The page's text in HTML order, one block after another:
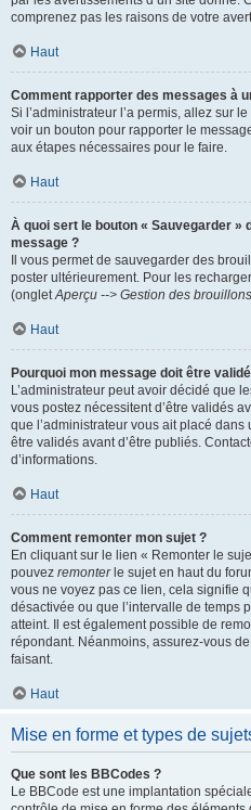
comprenez pas les raisons de votre
Haut
Comment rapporter des messages à
Si l’administrateur l’a permis, allez sur
voir un bouton pour rapporter le
aux étapes nécessaires pour le faire.
Haut
À quoi sert le bouton « Sauvegarder »
message ?
Il vous permet de sauvegarder des
poster ultérieurement. Pour les
(ongletAperçu --> Gestion des brouillons
Haut
Pourquoi mon message doit être
L’administrateur peut avoir décidé que
vous postez nécessitent d’être validés
que l’administrateur vous ait placé
être validés avant d’être publiés.
d’informations.
Haut
Comment remonter mon sujet ?
En cliquant sur le lien « Remonter le
pouvez remonterle sujet en haut du
vous ne voyez pas ce lien, cela signifie
désactivée ou que l’intervalle de temps
atteint. Il est également possible de
répondant. Néanmoins, assurez-vous
faisant.
Haut
Mise en forme et types de
Que sont les BBCodes ?
Le BBCode est une implantation